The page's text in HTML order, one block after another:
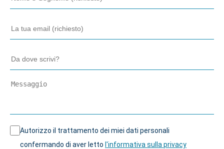
Autorizzo il trattamento dei miei dati personali
confermando di aver letto l'informativa sulla privacy